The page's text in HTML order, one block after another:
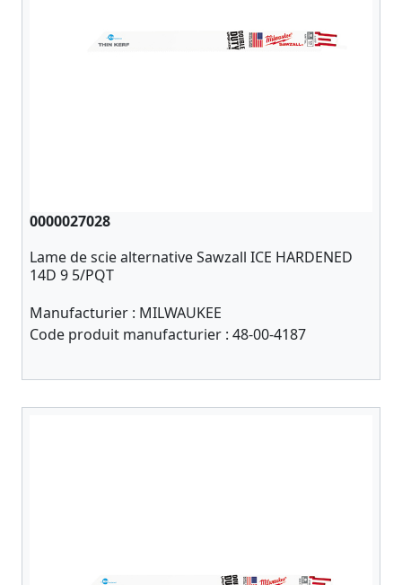
0000027028
Lame de scie alternative Sawzall ICE HARDENED
14D 9 5/PQT
Manufacturier : MILWAUKEE
Code produit manufacturier : 48-00-4187